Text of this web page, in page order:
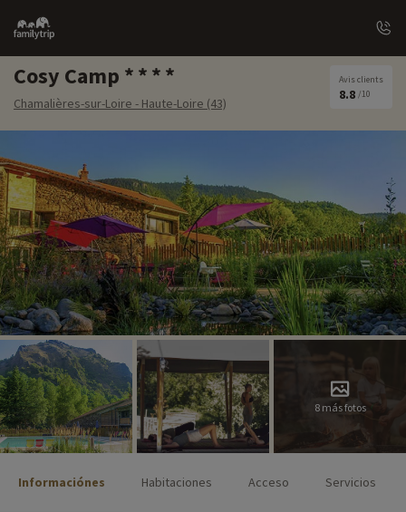
Family
trip
Cosy Camp
Chamalières-sur-Loire - Haute-Loire (43)
Avis clients
8.8 /10
8 más fotos
Informaciónes Habitaciones Acceso Servicios